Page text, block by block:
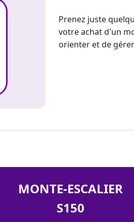
Prenez juste
votre achat d'un
orienter et de
MONTE-ESCALIER
S150